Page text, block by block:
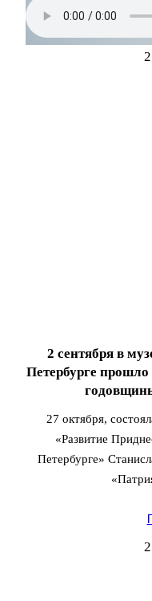
2 сентября в
Петербурге
27 октября,
«Развитие
Петербурге»